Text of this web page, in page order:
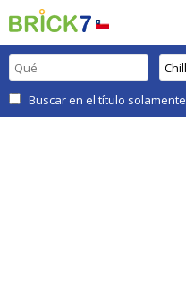
Buscar en el título solamente